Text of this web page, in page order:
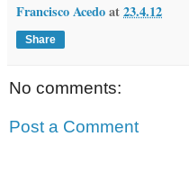
Francisco Acedoat23.4.12
Share
No comments:
Post a Comment